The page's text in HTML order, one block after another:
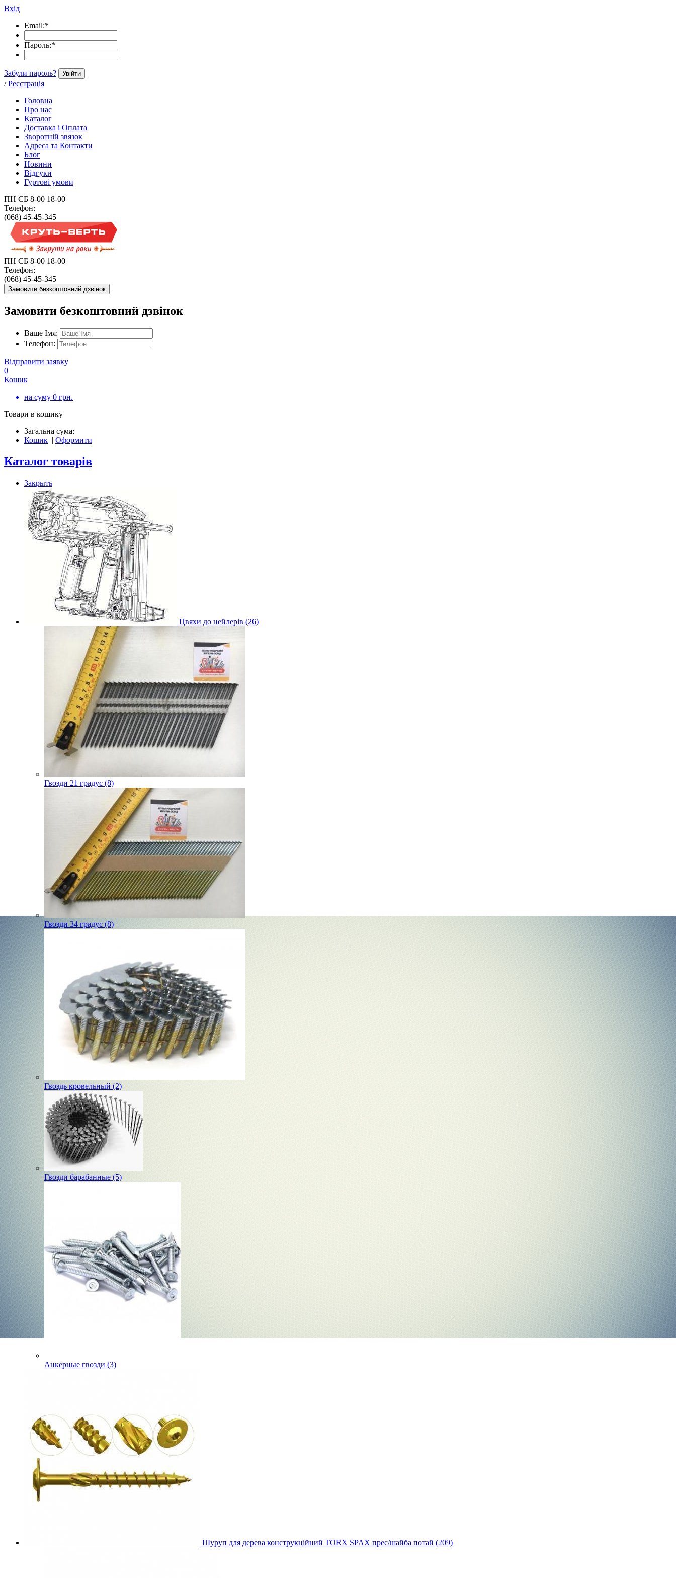
Вхід
Email:*
Пароль:*
Забули пароль? Увійти
/ Реєстрація
Головна
Про нас
Каталог
Доставка і Оплата
Зворотній звязок
Адреса та Контакти
Блог
Новини
Відгуки
Гуртові умови
ПН СБ 8-00 18-00
Телефон:
(068) 45-45-345
ПН СБ 8-00 18-00
Телефон:
(068) 45-45-345
Замовити безкоштовний дзвінок
Замовити безкоштовний дзвінок
Ваше Імя:
Телефон:
Відправити заявку
0
Кошик
на суму 0 грн.
Товари в кошику
Загальна сума:
Кошик | Оформити
Каталог товарів
Закрыть
Цвяхи до нейлерів (26)
Гвозди 21 градус (8)
Гвозди 34 градус (8)
Гвоздь кровельный (2)
Гвозди барабанные (5)
Анкерные гвозди (3)
Шуруп для дерева конструкційний TORX SPAX прес/шайба потай (209)